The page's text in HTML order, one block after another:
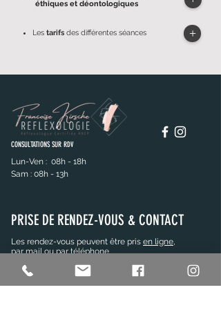
éthiques et déontologiques
Les tarifs des différentes séances +
CONSULTATIONS SUR RDV
Lun-Ven : 08h - 18h
Sam : 08h - 13h
PRISE DE RENDEZ-VOUS & CONTACT
Les rendez-vous peuvent être pris en ligne,
par mail ou par téléphone
RDV en ligne ici